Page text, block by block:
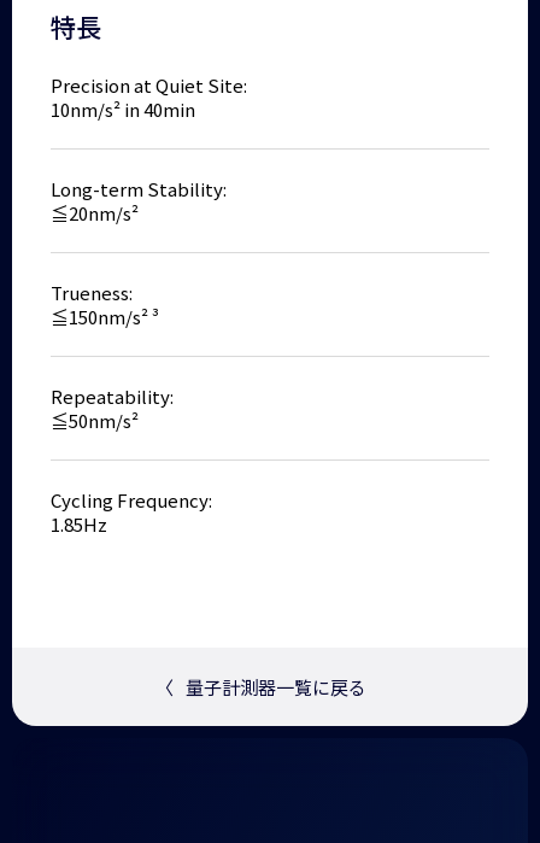
特長
Precision at Quiet Site:
10nm/s² in 40min
Long-term Stability:
≦20nm/s²
Trueness:
≦150nm/s² ³
Repeatability:
≦50nm/s²
Cycling Frequency:
1.85Hz
〈 量子計測器一覧に戻る